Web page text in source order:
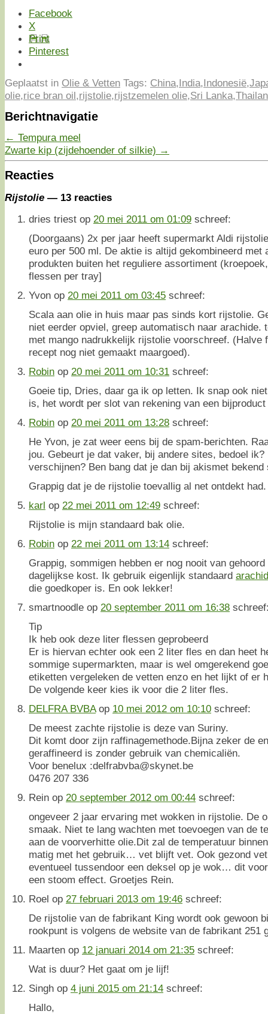
Facebook
X
Print
Pinterest
Geplaatst in Olie & Vetten Tags: China,India,Indonesië,
olie,rice bran oil,rijstolie,rijstzemelen olie,Sri Lanka,
Berichtnavigatie
← Tempura meel
Zwarte kip (zijdehoender of silkie) →
Reacties
Rijstolie — 13 reacties
dries triest op 20 mei 2011 om 01:09 schreef:
(Doorgaans) 2x per jaar heeft supermarkt Aldi
euro per 500 ml. De aktie is altijd gekombineerd met
produkten buiten het reguliere assortiment
flessen per tray]
Yvon op 20 mei 2011 om 03:45 schreef:
Scala aan olie in huis maar pas sinds kort rijstolie.
niet eerder opviel, greep automatisch naar arachide.
met mango nadrukkelijk rijstolie voorschreef. (Halve
recept nog niet gemaakt maargoed).
Robin op 20 mei 2011 om 10:31 schreef:
Goeie tip, Dries, daar ga ik op letten. Ik snap ook
is, het wordt per slot van rekening van een
Robin op 20 mei 2011 om 13:28 schreef:
He Yvon, je zat weer eens bij de spam-berichten.
jou. Gebeurt je dat vaker, bij andere sites, bedoel
verschijnen? Ben bang dat je dan bij akismet
Grappig dat je de rijstolie toevallig al net ontdekt
karl op 22 mei 2011 om 12:49 schreef:
Rijstolie is mijn standaard bak olie.
Robin op 22 mei 2011 om 13:14 schreef:
Grappig, sommigen hebben er nog nooit van
dagelijkse kost. Ik gebruik eigenlijk standaard
die goedkoper is. En ook lekker!
smartnoodle op 20 september 2011 om 16:38
Tip
Ik heb ook deze liter flessen geprobeerd
Er is hiervan echter ook een 2 liter fles en dan heet
sommige supermarkten, maar is wel omgerekend
etiketten vergeleken de vetten enzo en het lijkt of er
De volgende keer kies ik voor die 2 liter fles.
DELFRA BVBAop 10 mei 2012 om 10:10 schreef:
De meest zachte rijstolie is deze van Suriny.
Dit komt door zijn raffinagemethode.Bijna zeker de
geraffineerd is zonder gebruik van chemicaliën.
Voor benelux :delfrabvba@skynet.be
0476 207 336
Rein op 20 september 2012 om 00:44 schreef:
ongeveer 2 jaar ervaring met wokken in rijstolie. De
smaak. Niet te lang wachten met toevoegen van de
aan de voorverhitte olie.Dit zal de temperatuur
matig met het gebruik… vet blijft vet. Ook gezond
eventueel tussendoor een deksel op je wok… dit
een stoom effect. Groetjes Rein.
Roel op 27 februari 2013 om 19:46 schreef:
De rijstolie van de fabrikant King wordt ook gewoon
rookpunt is volgens de website van de fabrikant 251
Maarten op 12 januari 2014 om 21:35 schreef:
Wat is duur? Het gaat om je lijf!
Singh op 4 juni 2015 om 21:14 schreef:
Hallo,